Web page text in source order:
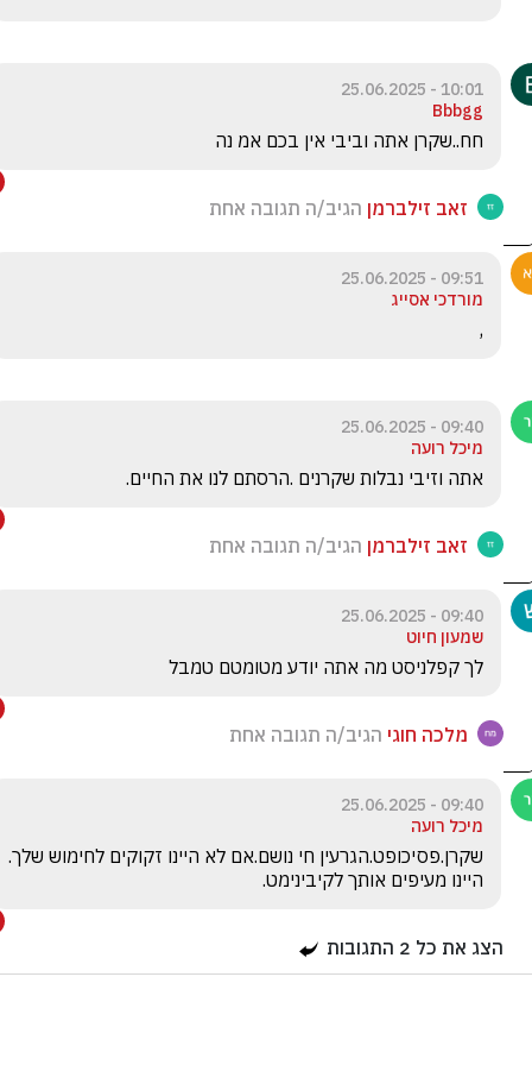
10:01 - 25.06.2025
Bbbgg
חח..שקרן אתה וביבי אין בכם אמ נה
זאב זילברמן הגיב/ה תגובה אחת
09:51 - 25.06.2025
מורדכי אסייג
,
09:40 - 25.06.2025
מיכל רועה
אתה וזיבי נבלות שקרנים .הרסתם לנו את החיים.
זאב זילברמן הגיב/ה תגובה אחת
09:40 - 25.06.2025
שמעון חיוט
לך קפלניסט מה אתה יודע מטומטם טמבל
מלכה חוגי הגיב/ה תגובה אחת
09:40 - 25.06.2025
מיכל רועה
היינו מעיפים אותך לקיבינימט.
הצג את כל 2 התגובות